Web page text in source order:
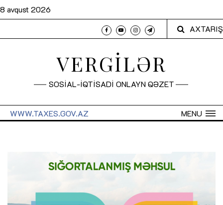
8 avqust 2026
AXTARIŞ
VERGİLƏR
SOSİAL-İQTİSADİ ONLAYN QƏZET
MENU
WWW.TAXES.GOV.AZ